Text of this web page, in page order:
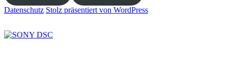
Datenschutz Stolz präsentiert von WordPress